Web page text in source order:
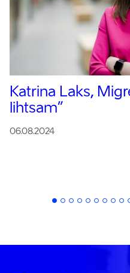
Katrina Laks,
lihtsam”
06.08.2024